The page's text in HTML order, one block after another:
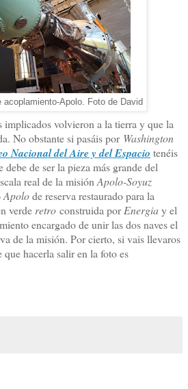
acoplamiento-Apolo. Foto de David
implicados volvieron a la tierra y que la
No obstante si pasáis por Washington
Nacional del Aire y del Espacio tenéis
de ser la pieza más grande del
real de la misión Apolo-Soyuz
Apolode reserva restaurado para la
verde retro construida por Energiay el
encargado de unir las dos naves el
de la misión. Por cierto, si vais llevaros
hacerla salir en la foto es